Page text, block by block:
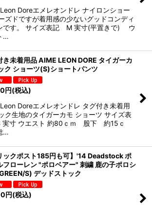
Doreエメレオンドレ ナイロンショー
ズドですが着用感の少ないグッドコンディ
です。 サイズ表記 M 実寸(平置きで) ウ
…
き未着用品 AIME LEON DORE タイガーカ
ク ショーツ(S)ショートパンツ
円(税込)
Doreエメレオンドレ タグ付き未着用
ク生地のタイガーカモ ショーツ サイズ表
寸 ウエスト 約80ｃｍ 股下 約15ｃ
…
ックポスト185円も可】'14 Deadstock ポ
フローレン "ポロベアー" 刺繍 鹿の子ポロシ
S) デッドストック
円(税込)